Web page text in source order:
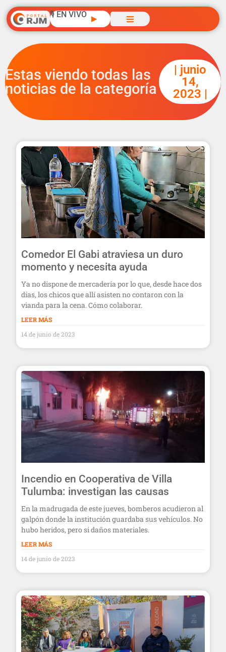
🎙️ EN VIVO ▶
Estas viendo todas las
noticias de la categoría
| junio
14,
2023 |
Comedor El Gabi atraviesa un duro
momento y necesita ayuda
Ya no dispone de mercadería por lo que, desde hace dos
días, los chicos que allí asisten no contaron con la
vianda para la cena. Cómo colaborar.
LEER MÁS
14 de junio de 2023
Incendio en Cooperativa de Villa
Tulumba: investigan las causas
En la madrugada de este jueves, bomberos acudieron al
galpón donde la institución guardaba sus vehículos. No
hubo heridos, pero si daños materiales.
LEER MÁS
14 de junio de 2023